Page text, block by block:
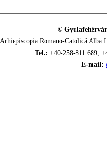
©
Arhiepiscopia Romano-Catolică
Tel.: +40-258-811.689,
E-mail: